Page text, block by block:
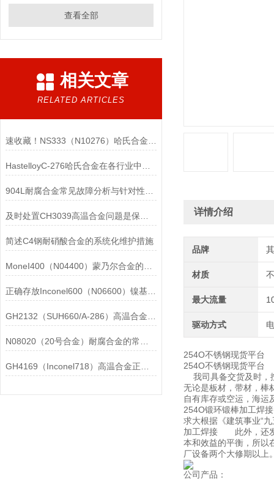
查看全部
相关文章
RELATED ARTICLES
简述C4钢耐硝酸合金的系统化维护措施
正确存放Inconel600（N06600）镍基合金的重要性介绍
详情介绍
品牌
材质
最大流量
驱动方式
254O不锈钢现货平台
254O不锈钢现货平台
我司具备交货及时，
无论是板材，带材，棒
自有库存或空运，海运
254O锻环锻棒加工焊
求大根据《建筑事业“
加工焊接 此外，还发
本和效益的平衡，所以
厂设备两个大修期以上
公司产品：